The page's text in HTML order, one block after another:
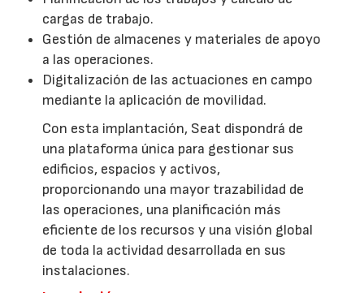
cargas de trabajo.
Gestión de almacenes y materiales de apoyo
a las operaciones.
Digitalización de las actuaciones en campo
mediante la aplicación de movilidad.
Con esta implantación, Seat dispondrá de
una plataforma única para gestionar sus
edificios, espacios y activos,
proporcionando una mayor trazabilidad de
las operaciones, una planificación más
eficiente de los recursos y una visión global
de toda la actividad desarrollada en sus
instalaciones.